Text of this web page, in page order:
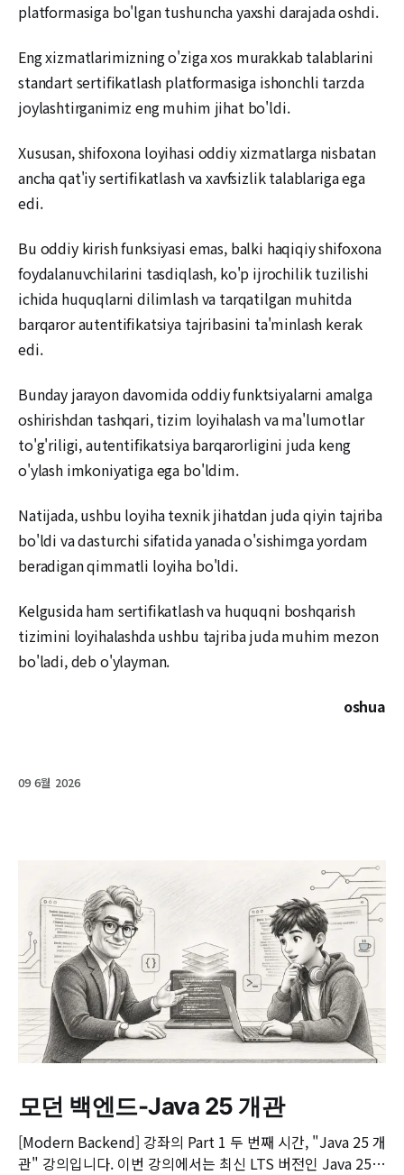
platformasiga bo'lgan tushuncha yaxshi darajada oshdi.
Eng xizmatlarimizning o'ziga xos murakkab talablarini
standart sertifikatlash platformasiga ishonchli tarzda
joylashtirganimiz eng muhim jihat bo'ldi.
Xususan, shifoxona loyihasi oddiy xizmatlarga nisbatan
ancha qat'iy sertifikatlash va xavfsizlik talablariga ega
edi.
Bu oddiy kirish funksiyasi emas, balki haqiqiy shifoxona
foydalanuvchilarini tasdiqlash, ko'p ijrochilik tuzilishi
ichida huquqlarni dilimlash va tarqatilgan muhitda
barqaror autentifikatsiya tajribasini ta'minlash kerak
edi.
Bunday jarayon davomida oddiy funktsiyalarni amalga
oshirishdan tashqari, tizim loyihalash va ma'lumotlar
to'g'riligi, autentifikatsiya barqarorligini juda keng
o'ylash imkoniyatiga ega bo'ldim.
Natijada, ushbu loyiha texnik jihatdan juda qiyin tajriba
bo'ldi va dasturchi sifatida yanada o'sishimga yordam
beradigan qimmatli loyiha bo'ldi.
Kelgusida ham sertifikatlash va huquqni boshqarish
tizimini loyihalashda ushbu tajriba juda muhim mezon
bo'ladi, deb o'ylayman.
oshua
09 6월 2026
모던 백엔드-Java 25 개관
[Modern Backend] 강좌의 Part 1 두 번째 시간, "Java 25 개
관" 강의입니다. 이번 강의에서는 최신 LTS 버전인 Java 25의